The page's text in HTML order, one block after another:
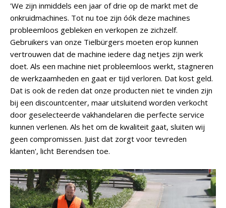
'We zijn inmiddels een jaar of drie op de markt met de
onkruidmachines. Tot nu toe zijn óók deze machines
probleemloos gebleken en verkopen ze zichzelf.
Gebruikers van onze Tielbürgers moeten erop kunnen
vertrouwen dat de machine iedere dag netjes zijn werk
doet. Als een machine niet probleemloos werkt, stagneren
de werkzaamheden en gaat er tijd verloren. Dat kost geld.
Dat is ook de reden dat onze producten niet te vinden zijn
bij een discountcenter, maar uitsluitend worden verkocht
door geselecteerde vakhandelaren die perfecte service
kunnen verlenen. Als het om de kwaliteit gaat, sluiten wij
geen compromissen. Juist dat zorgt voor tevreden
klanten', licht Berendsen toe.